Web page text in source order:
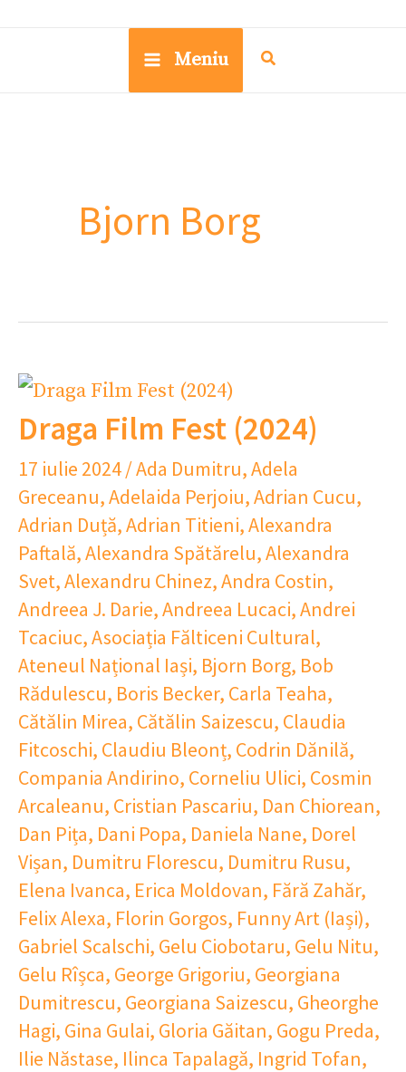
Meniu
Bjorn Borg
Draga Film Fest (2024)
17 iulie 2024/Ada Dumitru,Adela
Greceanu,Adelaida Perjoiu,Adrian Cucu,
Adrian Duță,Adrian Titieni,Alexandra
Paftală,Alexandra Spătărelu,Alexandra
Svet,Alexandru Chinez,Andra Costin,
Andreea J. Darie,Andreea Lucaci,Andrei
Tcaciuc,Asociația Fălticeni Cultural,
Ateneul Național Iași, Bjorn Borg, Bob
Rădulescu, Boris Becker, Carla Teaha,
Cătălin Mirea, Cătălin Saizescu, Claudia
Fitcoschi, Claudiu Bleonț, Codrin Dănilă,
Compania Andirino, Corneliu Ulici, Cosmin
Arcaleanu, Cristian Pascariu, Dan Chiorean,
Dan Pița, Dani Popa, Daniela Nane, Dorel
Vișan, Dumitru Florescu, Dumitru Rusu,
Elena Ivanca, Erica Moldovan, Fără Zahăr,
Felix Alexa, Florin Gorgos, Funny Art (Iași),
Gabriel Scalschi, Gelu Ciobotaru, Gelu Nitu,
Gelu Rîșca, George Grigoriu, Georgiana
Dumitrescu, Georgiana Saizescu, Gheorghe
Hagi, Gina Gulai, Gloria Găitan, Gogu Preda,
Ilie Năstase, Ilinca Tapalagă, Ingrid Tofan,